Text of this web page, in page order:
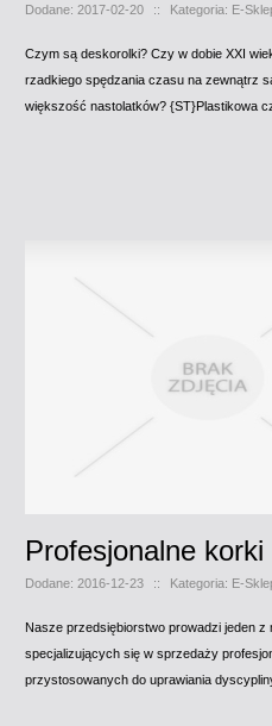
Dodane: 2017-02-20 :: Kategoria: E-
Czym są deskorolki? Czy w dobie XXI
rzadkiego spędzania czasu na zewnątrz
większość nastolatków? {ST}Plastikowa
Profesjonalne korki
Dodane: 2016-12-23 :: Kategoria: E-
Nasze przedsiębiorstwo prowadzi jeden
specjalizujących się w sprzedaży
przystosowanych do uprawiania